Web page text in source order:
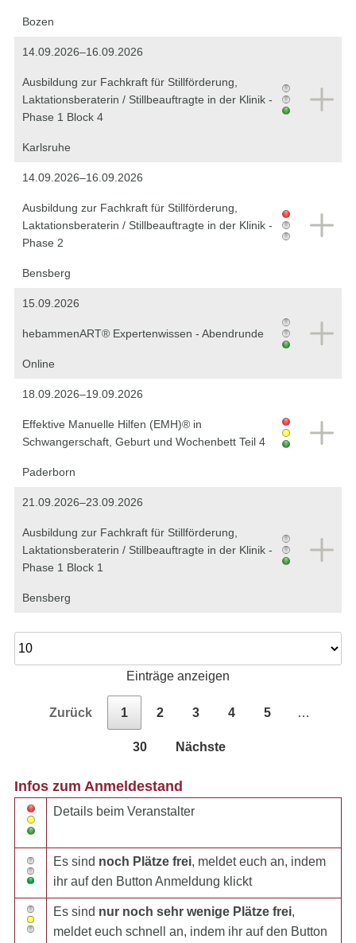
Bozen
14.09.2026–16.09.2026
Ausbildung zur Fachkraft für Stillförderung,
Laktationsberaterin / Stillbeauftragte in der Klinik -
Phase 1 Block 4
Karlsruhe
14.09.2026–16.09.2026
Ausbildung zur Fachkraft für Stillförderung,
Laktationsberaterin / Stillbeauftragte in der Klinik -
Phase 2
Bensberg
15.09.2026
hebammenART® Expertenwissen - Abendrunde
Online
18.09.2026–19.09.2026
Effektive Manuelle Hilfen (EMH)® in
Schwangerschaft, Geburt und Wochenbett Teil 4
Paderborn
21.09.2026–23.09.2026
Ausbildung zur Fachkraft für Stillförderung,
Laktationsberaterin / Stillbeauftragte in der Klinik -
Phase 1 Block 1
Bensberg
Einträge anzeigen
Zurück 1 2 3 4 5 …
30 Nächste
Infos zum Anmeldestand
Details beim Veranstalter
Es sind noch Plätze frei, meldet euch an, indem
ihr auf den Button Anmeldung klickt
Es sind nur noch sehr wenige Plätze frei,
meldet euch schnell an, indem ihr auf den Button